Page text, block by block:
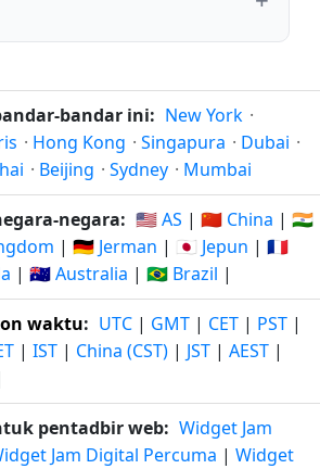
bandar ini: New York ·
· Hong Kong · Singapura · Dubai ·
· Beijing · Sydney · Mumbai
negara: 🇺🇸 AS | 🇨🇳 China | 🇮🇳
| 🇩🇪 Jerman | 🇯🇵 Jepun | 🇫🇷
| 🇦🇺 Australia | 🇧🇷 Brazil |
waktu: UTC | GMT | CET | PST |
| IST | China (CST) | JST | AEST |
pentadbir web: Widget Jam
Jam Digital Percuma | Widget